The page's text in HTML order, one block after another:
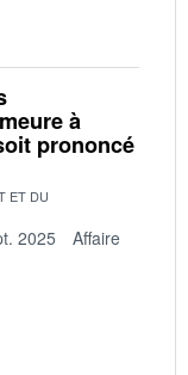
à
prononcé
ET DU
2025
Affaire